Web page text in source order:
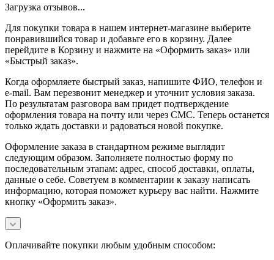
Загрузка отзывов...
Для покупки товара в нашем интернет-магазине выберите
понравившийся товар и добавьте его в корзину. Далее
перейдите в Корзину и нажмите на «Оформить заказ» или
«Быстрый заказ».
Когда оформляете быстрый заказ, напишите ФИО, телефон и
e-mail. Вам перезвонит менеджер и уточнит условия заказа.
По результатам разговора вам придет подтверждение
оформления товара на почту или через СМС. Теперь останется
только ждать доставки и радоваться новой покупке.
Оформление заказа в стандартном режиме выглядит
следующим образом. Заполняете полностью форму по
последовательным этапам: адрес, способ доставки, оплаты,
данные о себе. Советуем в комментарии к заказу написать
информацию, которая поможет курьеру вас найти. Нажмите
кнопку «Оформить заказ».
Оплачивайте покупки любым удобным способом: